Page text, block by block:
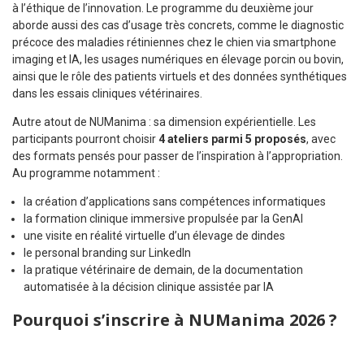
à l’éthique de l’innovation. Le programme du deuxième jour
aborde aussi des cas d’usage très concrets, comme le diagnostic
précoce des maladies rétiniennes chez le chien via smartphone
imaging et IA, les usages numériques en élevage porcin ou bovin,
ainsi que le rôle des patients virtuels et des données synthétiques
dans les essais cliniques vétérinaires.
Autre atout de NUManima : sa dimension expérientielle. Les
participants pourront choisir4 ateliers parmi 5 proposés, avec
des formats pensés pour passer de l’inspiration à l’appropriation.
Au programme notamment :
la création d’applications sans compétences informatiques
la formation clinique immersive propulsée par la GenAI
une visite en réalité virtuelle d’un élevage de dindes
le personal branding sur LinkedIn
la pratique vétérinaire de demain, de la documentation
automatisée à la décision clinique assistée par IA
Pourquoi s’inscrire à NUManima 2026 ?